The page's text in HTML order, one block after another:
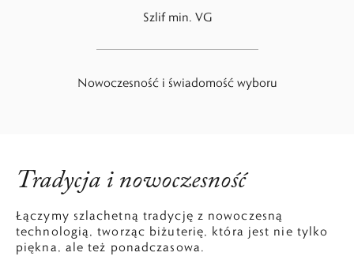
Szlif min. VG
Nowoczesność i świadomość wyboru
Tradycja i nowoczesność
Łączymy szlachetną tradycję z nowoczesną
technologią, tworząc biżuterię, która jest nie tylko
piękna, ale też ponadczasowa.